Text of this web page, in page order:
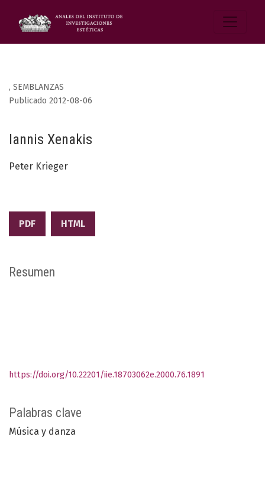
, SEMBLANZAS
Iannis Xenakis
Publicado 2012-08-06
Peter Krieger
PDF HTML
Palabras clave
Música y danza
Resumen
https://doi.org/10.22201/iie.18703062e.2000.76.1891